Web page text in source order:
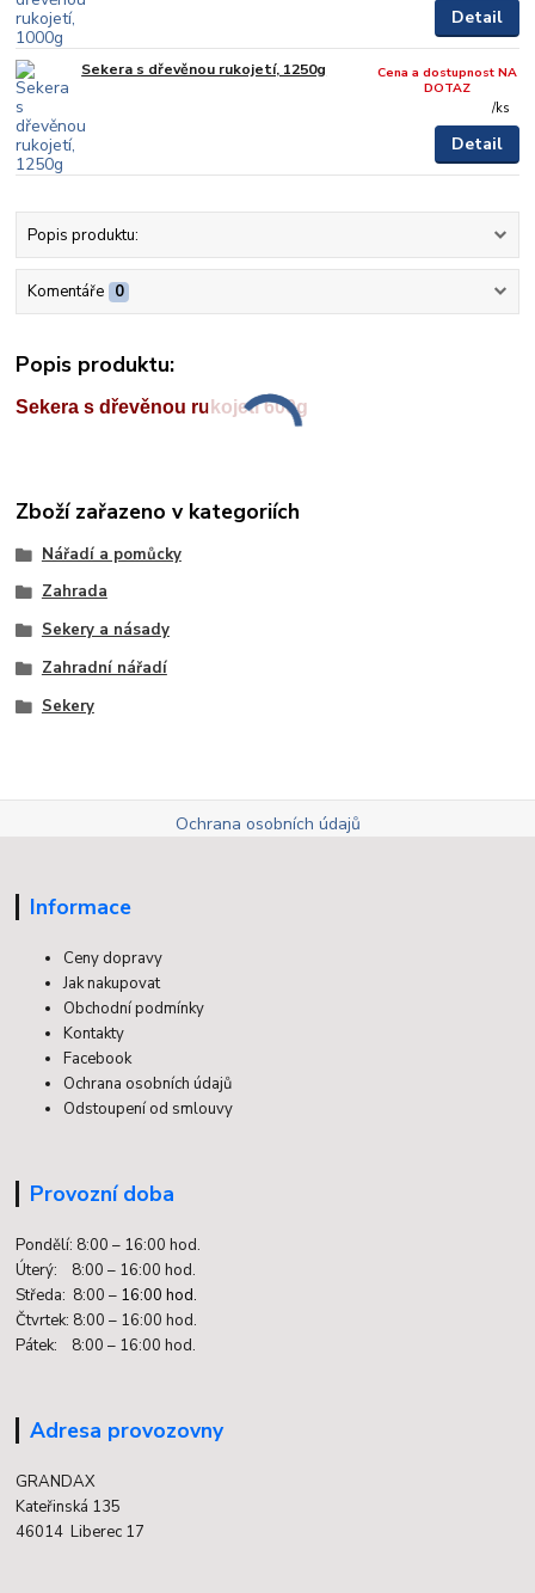
Detail
Sekera s dřevěnou rukojetí, 1250g
/ks
Cena a dostupnost NA
DOTAZ
Detail
Popis produktu:
Komentáře 0
Popis produktu:
Sekera s dřevěnou rukojetí 600g
Zboží zařazeno v kategoriích
Nářadí a pomůcky
Zahrada
Sekery a násady
Zahradní nářadí
Sekery
Ochrana osobních údajů
Informace
Ceny dopravy
Jak nakupovat
Obchodní podmínky
Kontakty
Facebook
Ochrana osobních údajů
Odstoupení od smlouvy
Provozní doba
Pondělí: 8:00 – 16:00 hod.
Úterý: 8:00 – 16:00 hod.
Středa: 8:00 – 16:00 hod.
Čtvrtek: 8:00 – 16:00 hod.
Pátek: 8:00 – 16:00 hod.
Adresa provozovny
GRANDAX
Kateřinská 135
46014 Liberec 17